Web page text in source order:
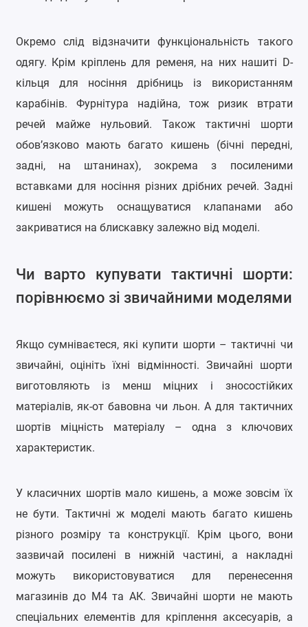
Окремо слід відзначити функціональність такого
одягу. Крім кріплень для ременя, на них нашиті D-
кільця для носіння дрібниць із використанням
карабінів. Фурнітура надійна, тож ризик втрати
речей майже нульовий. Також тактичні шорти
обов’язково мають багато кишень (бічні передні,
задні, на штанинах), зокрема з посиленими
вставками для носіння різних дрібних речей. Задні
кишені можуть оснащуватися клапанами або
закриватися на блискавку залежно від моделі.
Чи варто купувати тактичні шорти:
порівнюємо зі звичайними моделями
Якщо сумніваєтеся, які купити шорти – тактичні чи
звичайні, оцініть їхні відмінності. Звичайні шорти
виготовляють із менш міцних і зносостійких
матеріалів, як-от бавовна чи льон. А для тактичних
шортів міцність матеріалу – одна з ключових
характеристик.
У класичних шортів мало кишень, а може зовсім їх
не бути. Тактичні ж моделі мають багато кишень
різного розміру та конструкції. Крім цього, вони
зазвичай посилені в нижній частині, а накладні
можуть використовуватися для перенесення
магазинів до М4 та АК. Звичайні шорти не мають
спеціальних елементів для кріплення аксесуарів, а